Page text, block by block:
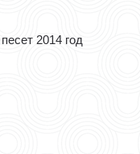
2014 год